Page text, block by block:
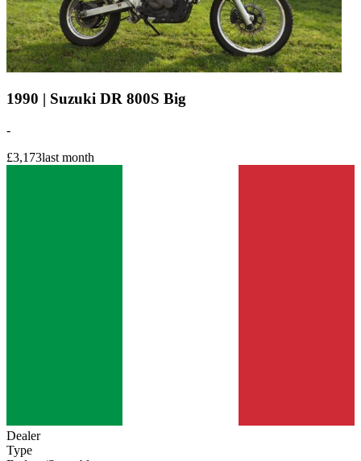
1990 | Suzuki DR 800S Big
-
£3,173last month
Dealer
Type